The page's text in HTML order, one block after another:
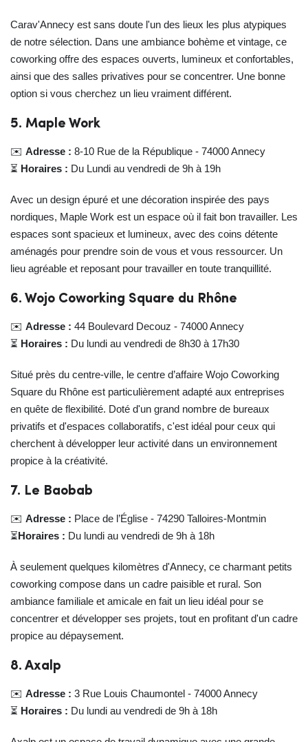
Carav'Annecy est sans doute l'un des lieux les plus atypiques
de notre sélection. Dans une ambiance bohème et vintage, ce
coworking offre des espaces ouverts, lumineux et confortables,
ainsi que des salles privatives pour se concentrer. Une bonne
option si vous cherchez un lieu vraiment différent.
5. Maple Work
✉️ Adresse : 8-10 Rue de la République - 74000 Annecy
⏳ Horaires : Du Lundi au vendredi de 9h à 19h
Avec un design épuré et une décoration inspirée des pays
nordiques, Maple Work est un espace où il fait bon travailler. Les
espaces sont spacieux et lumineux, avec des coins détente
aménagés pour prendre soin de vous et vous ressourcer. Un
lieu agréable et reposant pour travailler en toute tranquillité.
6. Wojo Coworking Square du Rhône
✉️ Adresse : 44 Boulevard Decouz - 74000 Annecy
⏳ Horaires : Du lundi au vendredi de 8h30 à 17h30
Situé près du centre-ville, le centre d’affaire Wojo Coworking
Square du Rhône est particulièrement adapté aux entreprises
en quête de flexibilité. Doté d'un grand nombre de bureaux
privatifs et d'espaces collaboratifs, c'est idéal pour ceux qui
cherchent à développer leur activité dans un environnement
propice à la créativité.
7. Le Baobab
✉️ Adresse : Place de l’Église - 74290 Talloires-Montmin
⏳Horaires : Du lundi au vendredi de 9h à 18h
À seulement quelques kilomètres d'Annecy, ce charmant petits
coworking compose dans un cadre paisible et rural. Son
ambiance familiale et amicale en fait un lieu idéal pour se
concentrer et développer ses projets, tout en profitant d'un cadre
propice au dépaysement.
8. Axalp
✉️ Adresse : 3 Rue Louis Chaumontel - 74000 Annecy
⏳ Horaires : Du lundi au vendredi de 9h à 18h